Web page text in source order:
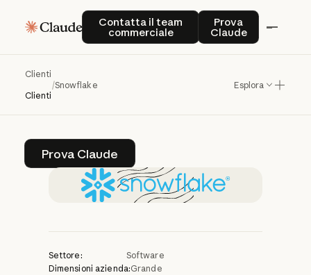
Contatta il team
commerciale
Contatta il team commerciale
Prova
Claude
Prova Claude
Clienti
Clienti
/Snowflake Esplora
Snowflakepotenzia
l'intelligencedei
datiaziendali
con
Claude
Prova Claude
Prova Claude
Settore:
Software
Dimensioni azienda:Grande